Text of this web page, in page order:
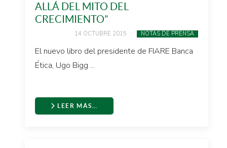
ALLÁ DEL MITO DEL
CRECIMIENTO”
14 OCTUBRE 2015 NOTAS DE PRENSA
El nuevo libro del presidente de FIARE Banca
Ética, Ugo Bigg ...
LEER MÁS…